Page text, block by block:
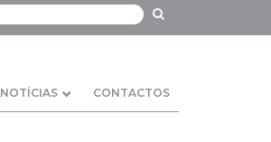
NOTÍCIAS CONTACTOS